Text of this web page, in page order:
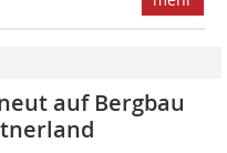
auf Bergbau